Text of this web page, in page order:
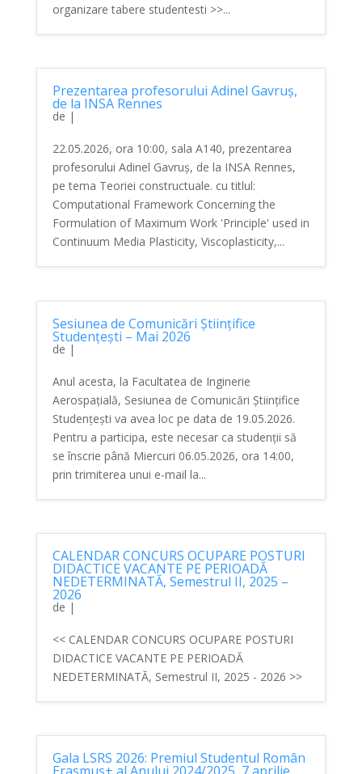
organizare tabere studentesti >>...
Prezentarea profesorului Adinel Gavruș,
de la INSA Rennes
de |
22.05.2026, ora 10:00, sala A140, prezentarea
profesorului Adinel Gavruș, de la INSA Rennes,
pe tema Teoriei constructuale. cu titlul:
Computational Framework Concerning the
Formulation of Maximum Work 'Principle' used in
Continuum Media Plasticity, Viscoplasticity,...
Sesiunea de Comunicări Științifice
Studențești – Mai 2026
de |
Anul acesta, la Facultatea de Inginerie
Aerospațială, Sesiunea de Comunicări Științifice
Studențești va avea loc pe data de 19.05.2026.
Pentru a participa, este necesar ca studenții să
se înscrie până Miercuri 06.05.2026, ora 14:00,
prin trimiterea unui e-mail la...
CALENDAR CONCURS OCUPARE POSTURI
DIDACTICE VACANTE PE PERIOADĂ
NEDETERMINATĂ, Semestrul II, 2025 –
2026
de |
<< CALENDAR CONCURS OCUPARE POSTURI
DIDACTICE VACANTE PE PERIOADĂ
NEDETERMINATĂ, Semestrul II, 2025 - 2026 >>
Gala LSRS 2026: Premiul Studentul Român